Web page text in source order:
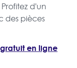
Profitez d'un
des pièces
en ligne